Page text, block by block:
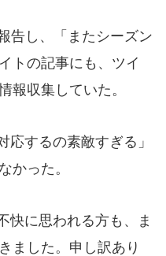
告し、「またシーズン
トの記事にも、ツイ
報収集していた。
するの素敵すぎる」
かった。
快に思われる方も、ま
ました。申し訳あり